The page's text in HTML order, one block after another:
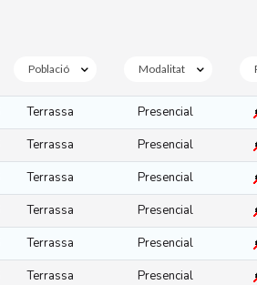
Població Modalitat
Terrassa
Presencial
Terrassa
Presencial
Terrassa
Presencial
Terrassa
Presencial
Terrassa
Presencial
Terrassa Presencial